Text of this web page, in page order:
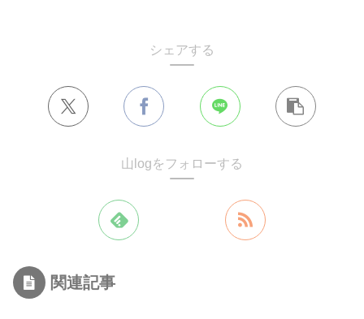
シェアする
山logをフォローする
関連記事